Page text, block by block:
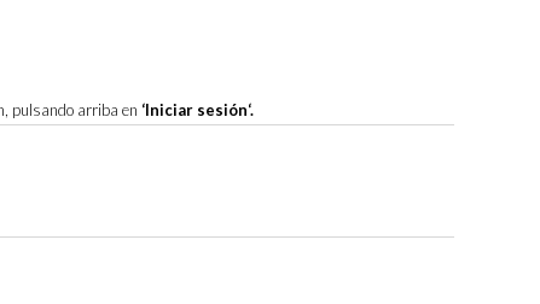
pulsando arriba en ‘Iniciar sesión‘.